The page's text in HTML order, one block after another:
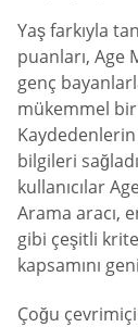
Yaş farkıyla
puanları, Age
genç
mükemmel
bilgileri
kullanıcılar
Arama aracı,
gibi çeşitli
kapsamını
Çoğu